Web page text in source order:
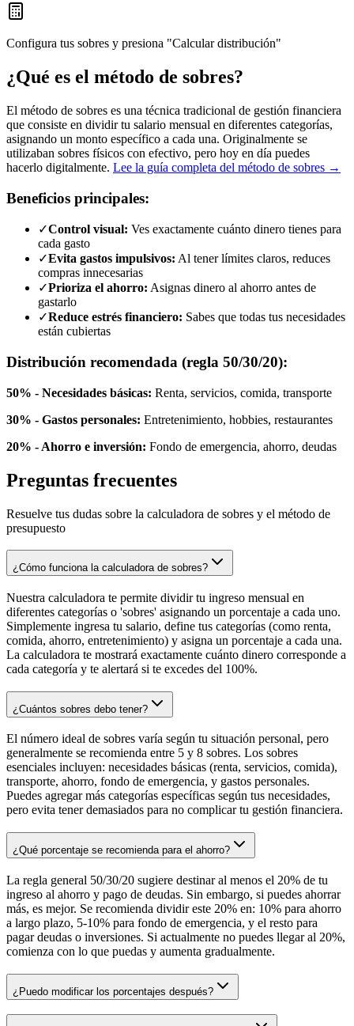
Configura tus sobres y presiona "Calcular distribución"
¿Qué es el método de sobres?
El método de sobres es una técnica tradicional de gestión financiera
que consiste en dividir tu salario mensual en diferentes categorías,
asignando un monto específico a cada una. Originalmente se
utilizaban sobres físicos con efectivo, pero hoy en día puedes
hacerlo digitalmente. Lee la guía completa del método de sobres →
Beneficios principales:
✓Control visual: Ves exactamente cuánto dinero tienes para
cada gasto
✓Evita gastos impulsivos: Al tener límites claros, reduces
compras innecesarias
✓Prioriza el ahorro: Asignas dinero al ahorro antes de
gastarlo
✓Reduce estrés financiero: Sabes que todas tus necesidades
están cubiertas
Distribución recomendada (regla 50/30/20):
50% - Necesidades básicas: Renta, servicios, comida, transporte
30% - Gastos personales: Entretenimiento, hobbies, restaurantes
20% - Ahorro e inversión: Fondo de emergencia, ahorro, deudas
Preguntas frecuentes
Resuelve tus dudas sobre la calculadora de sobres y el método de
presupuesto
¿Cómo funciona la calculadora de sobres?
Nuestra calculadora te permite dividir tu ingreso mensual en
diferentes categorías o 'sobres' asignando un porcentaje a cada uno.
Simplemente ingresa tu salario, define tus categorías (como renta,
comida, ahorro, entretenimiento) y asigna un porcentaje a cada una.
La calculadora te mostrará exactamente cuánto dinero corresponde a
cada categoría y te alertará si te excedes del 100%.
¿Cuántos sobres debo tener?
El número ideal de sobres varía según tu situación personal, pero
generalmente se recomienda entre 5 y 8 sobres. Los sobres
esenciales incluyen: necesidades básicas (renta, servicios, comida),
transporte, ahorro, fondo de emergencia, y gastos personales.
Puedes agregar más categorías específicas según tus necesidades,
pero evita tener demasiados para no complicar tu gestión financiera.
¿Qué porcentaje se recomienda para el ahorro?
La regla general 50/30/20 sugiere destinar al menos el 20% de tu
ingreso al ahorro y pago de deudas. Sin embargo, si puedes ahorrar
más, es mejor. Se recomienda dividir este 20% en: 10% para ahorro
a largo plazo, 5-10% para fondo de emergencia, y el resto para
pagar deudas o inversiones. Si actualmente no puedes llegar al 20%,
comienza con lo que puedas y aumenta gradualmente.
¿Puedo modificar los porcentajes después?